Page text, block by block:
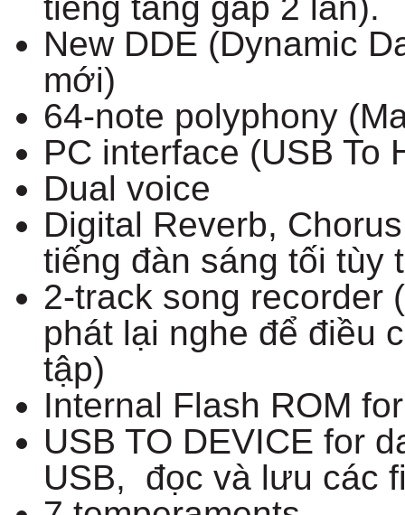
tiếng tăng gấp 2 lần).
New DDE (Dynamic
mới)
64-note polyphony
PC interface (USB To
Dual voice
Digital Reverb,
tiếng đàn sáng tối tùy
2-track song recorder
phát lại nghe để điều
tập)
Internal Flash ROM
USB TO DEVICE for
USB, đọc và lưu các